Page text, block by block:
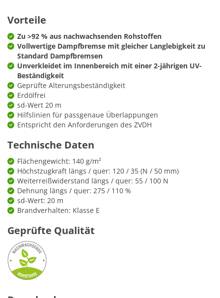
Vorteile
Zu >92 % aus nachwachsenden Rohstoffen
Vollwertige Dampfbremse mit gleicher Langlebigkeit zu
Standard Dampfbremsen
Unverkleidet im Innenbereich mit einer 2-jährigen UV-
Beständigkeit
Geprüfte Alterungsbeständigkeit
Erdölfrei
sd-Wert 20 m
Hilfslinien für passgenaue Überlappungen
Entspricht den Anforderungen des ZVDH
Technische Daten
Flächengewicht: 140 g/m²
Höchstzugkraft längs / quer: 120 / 35 (N / 50 mm)
Weiterreißwiderstand längs / quer: 55 / 100 N
Dehnung längs / quer: 275 / 110 %
sd-Wert: 20 m
Brandverhalten: Klasse E
Geprüfte Qualität